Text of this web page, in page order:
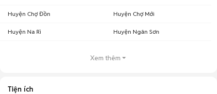
Huyện Chợ Đồn Huyện Chợ Mới
Huyện Na Rì Huyện Ngân Sơn
Xem thêm
Tiện ích